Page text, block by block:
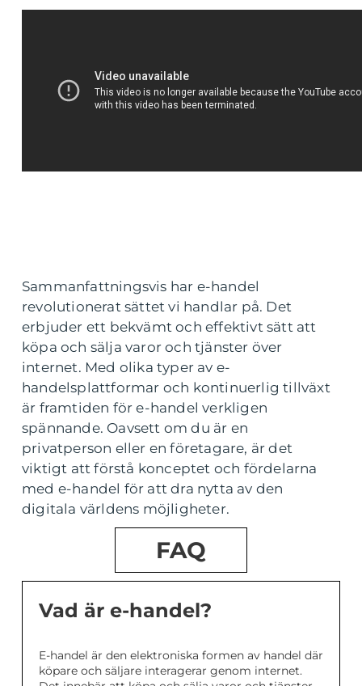
Sammanfattningsvis har e-handel
revolutionerat sättet vi handlar på. Det
erbjuder ett bekvämt och effektivt sätt att
köpa och sälja varor och tjänster över
internet. Med olika typer av e-
handelsplattformar och kontinuerlig tillväxt
är framtiden för e-handel verkligen
spännande. Oavsett om du är en
privatperson eller en företagare, är det
viktigt att förstå konceptet och fördelarna
med e-handel för att dra nytta av den
digitala världens möjligheter.
FAQ
Vad är e-handel?
E-handel är den elektroniska formen av handel där
köpare och säljare interagerar genom internet.